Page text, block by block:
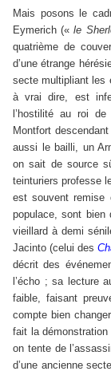
Mais posons le
Eymerich («le
quatrième de
d’une étrange
secte multipliant les
à vrai dire, est
l’hostilité au roi
Montfort
aussi le bailli, un
on sait de source
teinturiers professe
est souvent remise
populace, sont bien
vieillard à demi
Jacinto (celui des
décrit des
l’écho ; sa lecture
faible, faisant
compte bien
fait la
on tente de
d’une ancienne